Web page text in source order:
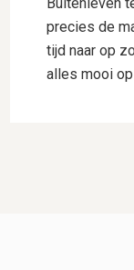
precies de
tijd naar op
alles mooi op zijn